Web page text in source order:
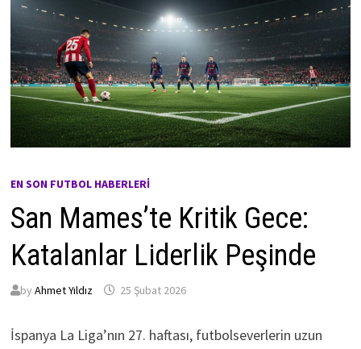
EN SON FUTBOL HABERLERI
San Mames’te Kritik Gece:
Katalanlar Liderlik Peşinde
by Ahmet Yıldız 25 Şubat 2026
İspanya La Liga’nın 27. haftası, futbolseverlerin uzun